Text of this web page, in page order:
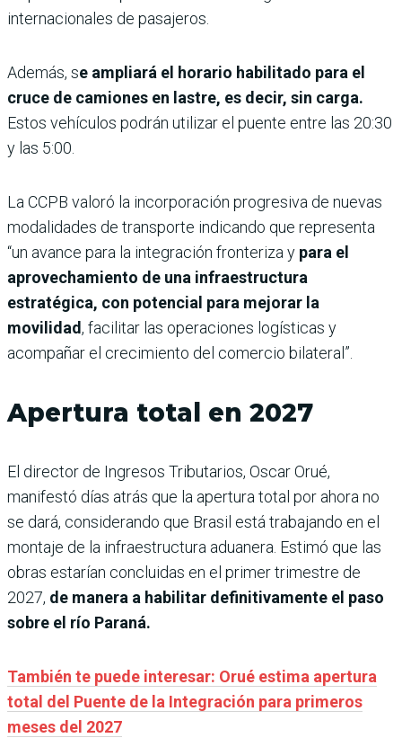
internacionales de pasajeros.
Además, se ampliará el horario habilitado para el
cruce de camiones en lastre, es decir, sin carga.
Estos vehículos podrán utilizar el puente entre las 20:30
y las 5:00.
La CCPB valoró la incorporación progresiva de nuevas
modalidades de transporte indicando que representa
“un avance para la integración fronteriza y para el
aprovechamiento de una infraestructura
estratégica, con potencial para mejorar la
movilidad, facilitar las operaciones logísticas y
acompañar el crecimiento del comercio bilateral”.
Apertura total en 2027
El director de Ingresos Tributarios, Oscar Orué,
manifestó días atrás que la apertura total por ahora no
se dará, considerando que Brasil está trabajando en el
montaje de la infraestructura aduanera. Estimó que las
obras estarían concluidas en el primer trimestre de
2027, de manera a habilitar definitivamente el paso
sobre el río Paraná.
También te puede interesar: Orué estima apertura
total del Puente de la Integración para primeros
meses del 2027